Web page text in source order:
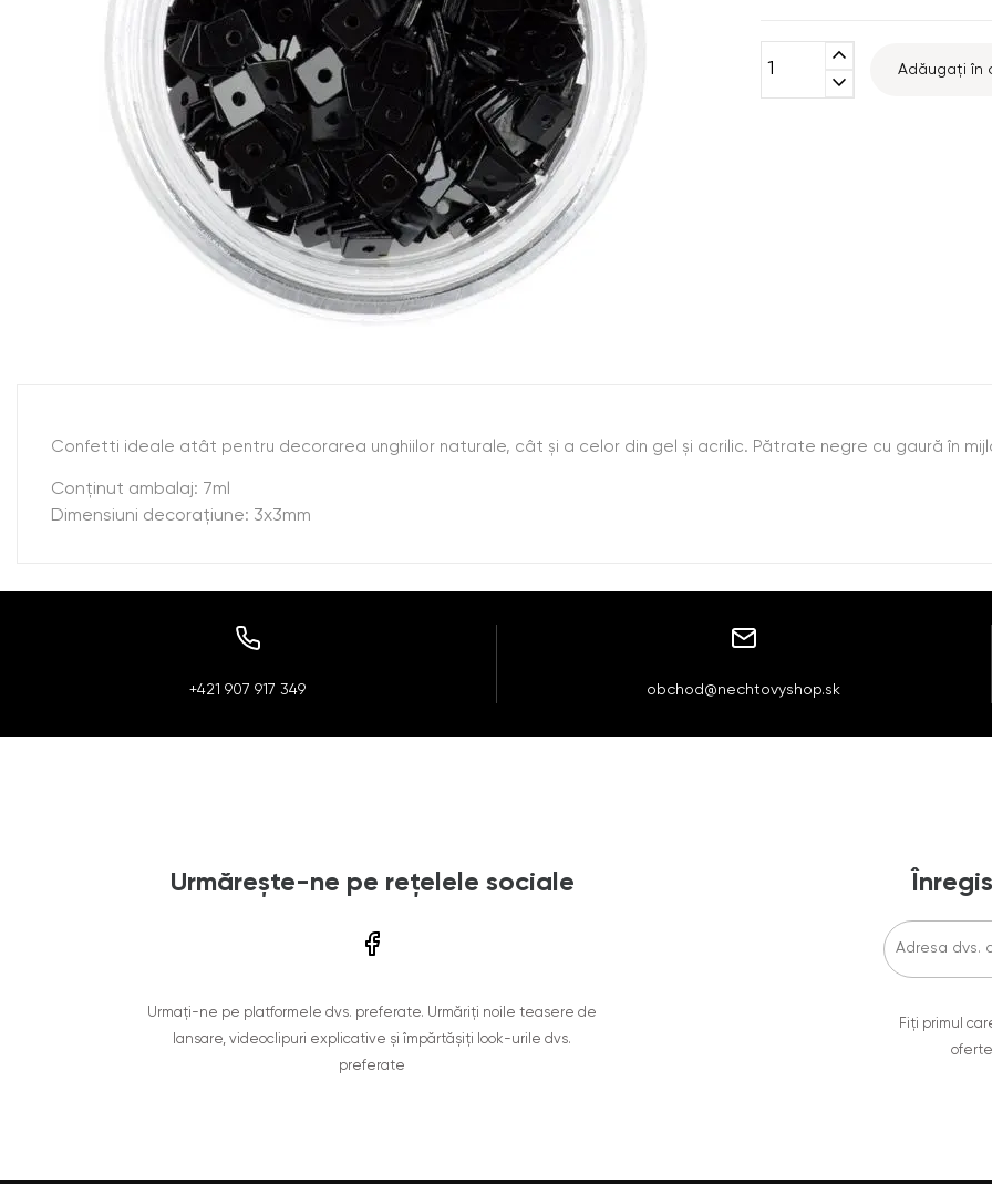
expand_less
expand_more
Adăugați în
Confetti ideale atât pentru decorarea unghiilor naturale, cât şi a celor din gel şi acrilic. Pătrate negre cu gaură în
Conţinut ambalaj: 7ml
Dimensiuni decoraţiune: 3x3mm
+421 907 917 349 obchod@nechtovyshop.sk
Urmărește-ne pe rețelele sociale
Urmați-ne pe platformele dvs. preferate. Urmăriți noile teasere de
lansare, videoclipuri explicative și împărtășiți look-urile dvs.
preferate
Fiți primul